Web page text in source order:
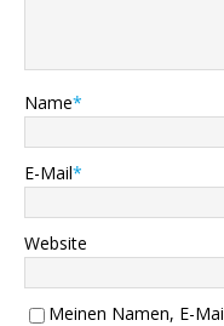
Name*
E-Mail*
Website
Meinen Namen, E-